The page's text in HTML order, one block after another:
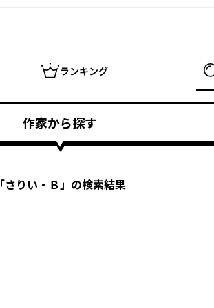
ランキング
作家から探す
「さりい・Ｂ」の検索結果